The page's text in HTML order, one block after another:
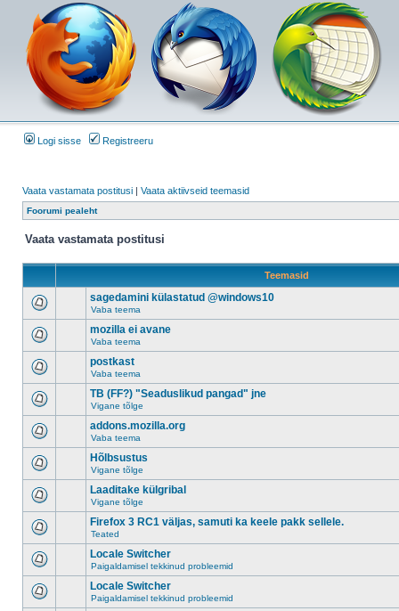
Logi sisse Registreeru
Vaata vastamata postitusi | Vaata aktiivseid teemasid
Foorumi pealeht
Vaata vastamata postitusi
Teemasid
sagedamini külastatud @windows10
Vaba teema
mozilla ei avane
Vaba teema
postkast
Vaba teema
TB (FF?) "Seaduslikud pangad" jne
Vigane tõlge
addons.mozilla.org
Vaba teema
Hõlbsustus
Vigane tõlge
Laaditake külgribal
Vigane tõlge
Firefox 3 RC1 väljas, samuti ka keele pakk sellele.
Teated
Locale Switcher
Paigaldamisel tekkinud probleemid
Locale Switcher
Paigaldamisel tekkinud probleemid